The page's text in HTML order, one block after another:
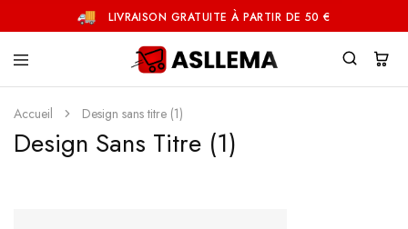
LIVRAISON GRATUITE À PARTIR DE 50 €
Accueil Design sans titre (1)
Design Sans Titre (1)